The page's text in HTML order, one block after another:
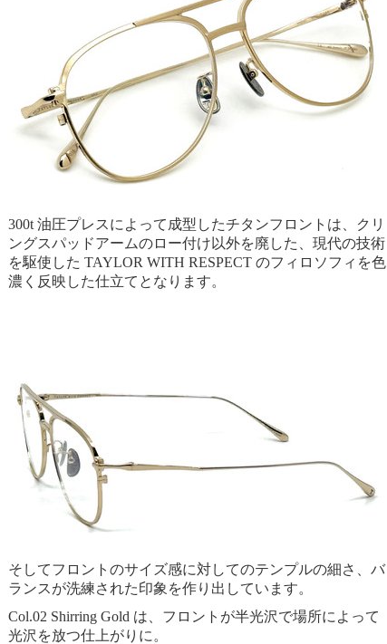
300t 油圧プレスによって成型したチタンフロントは、クリ
ングスパッドアームのロー付け以外を廃した、現代の技術
を駆使した TAYLOR WITH RESPECT のフィロソフィを色
濃く反映した仕立てとなります。
そしてフロントのサイズ感に対してのテンプルの細さ、バ
ランスが洗練された印象を作り出しています。
Col.02 Shirring Gold は、フロントが半光沢で場所によって
光沢を放つ仕上がりに。